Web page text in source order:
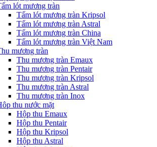
lót mương tràn
Tấm lót mương tràn Kripsol
Tấm lót mương tràn Astral
Tấm lót mương tràn China
Tấm lót mương tràn Việt Nam
mương tràn
Thu mương tràn Emaux
Thu mương tràn Pentair
Thu mương tràn Kripsol
Thu mương tràn Astral
Thu mương tràn Inox
thu nước mặt
Hộp thu Emaux
Hộp thu Pentair
Hộp thu Kripsol
Hộp thu Astral